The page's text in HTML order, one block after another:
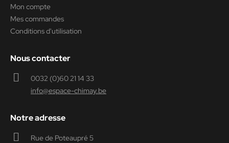
Mon compte
Mes commandes
Conditions d'utilisation
Nous contacter
0032 (0)60 21 14 33
info@espace-chimay.be
Notre adresse
Rue de Poteaupré 5